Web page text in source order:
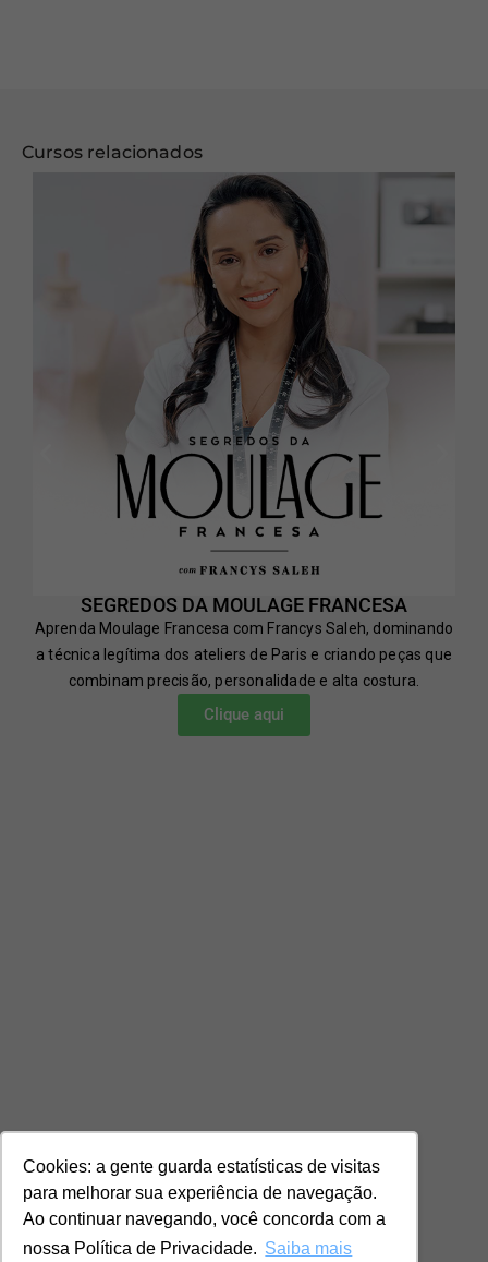
Cookies: a gente guarda estatísticas de visitas
para melhorar sua experiência de navegação.
Ao continuar navegando, você concorda com a
nossa Política de Privacidade. Saiba mais
Cursos relacionados
SEGREDOS DA MOULAGE FRANCESA
Aprenda Moulage Francesa com Francys Saleh, dominando
a técnica legítima dos ateliers de Paris e criando peças que
combinam precisão, personalidade e alta costura.
Clique aqui